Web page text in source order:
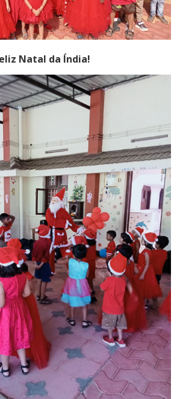
Natal da Índia!